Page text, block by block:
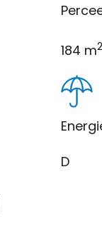
184 m2
D
Gratis
Woning
Taxaties
Over ons